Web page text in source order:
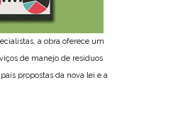
a obra oferece um
de manejo de resíduos
propostas da nova lei e a